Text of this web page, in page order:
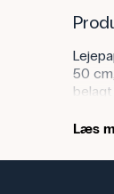
50
Læs